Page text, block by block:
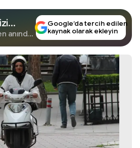
anında
Google’da tercih edilen
kaynak olarak ekleyin